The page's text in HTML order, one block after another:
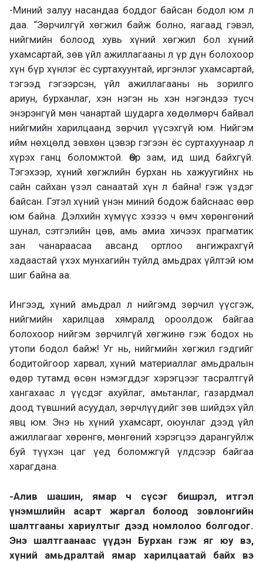
-Миний залуу насандаа боддог байсан бодол юм л
даа. “Зөрчилгүй хөгжил байж болно, яагаад гэвэл,
нийгмийн болоод хувь хүний хөгжил бол хүний
ухамсартай, зөв үйл ажиллагааны л үр дүн болохоор
хүн бүр хүнлэг ёс суртахуунтай, иргэнлэг ухамсартай,
тэгээд гэгээрсэн, үйл ажиллагааны нь зорилго
ариун, бурханлаг, хэн нэгэн нь хэн нэгэндээ тусч
энэрэнгүй мөн чанартай шударга хөдөлмөрч байвал
нийгмийн харилцаанд зөрчил үүсэхгүй юм. Нийгэм
ийм нөхцөлд зөвхөн цэвэр гэгээн ёс суртахуунаар л
хүрэх ганц боломжтой. Өөр зам, ид шид байхгүй.
Тэгэхээр, хүний хөгжлийн бурхан нь хажуугийнх нь
сайн сайхан үзэл санаатай хүн л байна! гэж үздэг
байсан. Гэтэл хүний үнэн миний бодож байснаас өөр
юм байна. Дэлхийн хүмүүс хэзээ ч өмч хөрөнгөний
шунал, сэтгэлийн цөв, амь амиа хичээх прагматик
зан чанараасаа авсанд ортлоо ангижрахгүй
хадаастай үхэх мунхагийн туйлд амьдрах үйлтэй юм
шиг байна аа.
Ингээд, хүний амьдрал л нийгэмд зөрчил үүсгэж,
нийгмийн харилцаа хямралд ороолдож байгаа
болохоор нийгэм зөрчилгүй хөгжинө гэж бодох нь
утопи бодол байж! Уг нь, нийгмийн хөгжил гэдгийг
бодитойгоор харвал, хүний материаллаг амьдралын
өдөр тутамд өсөн нэмэгддэг хэрэгцээг тасралтгүй
хангахаас л үүсдэг ахуйлаг, амьтанлаг, газардмал
доод түвшний асуудал, зөрчлүүдийг зөв шийдэх үйл
явц юм. Энэ нь хүний ухамсарт, оюунлаг дээд үйл
ажиллагааг хөрөнгө, мөнгөний хэрэгцээ дарангуйлж
буй түүхэн цаг үед боломжгүй үлдсээр байгаа
харагдана.
-Алив шашин, ямар ч сүсэг бишрэл, итгэл
үнэмшлийн асарт жаргал болоод зовлонгийн
шалтгааны хариултыг дээд номлолоо болгодог.
Энэ шалтгаанаас үүдэн Бурхан гэж яг юу вэ,
хүний амьдралтай ямар харилцаатай байх вэ